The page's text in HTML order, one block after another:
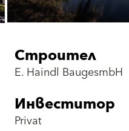
Строител
E. Haindl BaugesmbH
Инвеститор
Privat